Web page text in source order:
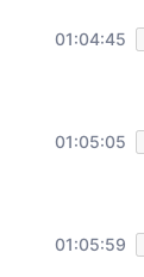
01:04:45
01:05:05
01:05:59